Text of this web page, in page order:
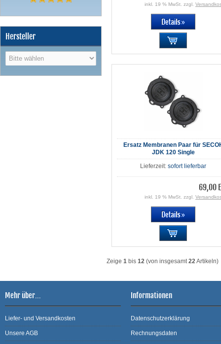
Hersteller
inkl. 19 % MwSt. zzgl.
Ersatz Membranen Paar für
JDK 120 Single
Lieferzeit: sofort lieferbar
69,00
inkl. 19 % MwSt. zzgl.
Zeige 1 bis 12 (von insgesamt22Artikeln)
Mehr über...
Liefer- und Versandkosten
Unsere AGB
Informationen
Datenschutzerklärung
Rechnungsdaten